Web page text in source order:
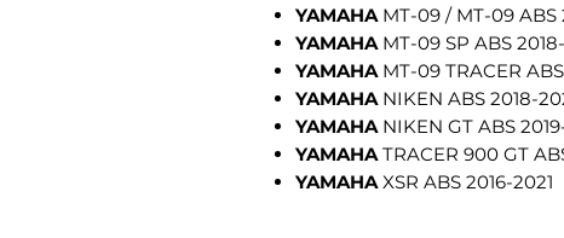
YAMAHAMT-09 / MT-09 ABS
YAMAHAMT-09 SP ABS
YAMAHAMT-09 TRACER
YAMAHANIKEN ABS 2018-
YAMAHANIKEN GT ABS
YAMAHATRACER 900 GT
YAMAHAXSR ABS 2016-2021